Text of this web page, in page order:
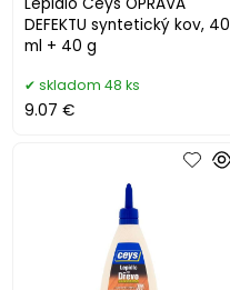
DEFEKTU syntetický kov, 40
ml + 40 g
skladom 48 ks
9.07 €